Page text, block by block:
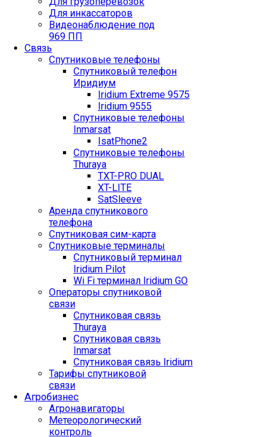
Для инкассаторов
Видеонаблюдение под
969 ПП
Связь
Спутниковые телефоны
Спутниковый телефон
Иридиум
Iridium Extreme 9575
Iridium 9555
Спутниковые телефоны
Inmarsat
IsatPhone2
Спутниковые телефоны
Thuraya
TXT-PRO DUAL
XT-LITE
SatSleeve
Аренда спутникового
телефона
Спутниковая сим-карта
Спутниковые терминалы
Спутниковый терминал
Iridium Pilot
Wi Fi терминал Iridium GO
Операторы спутниковой
связи
Спутниковая связь
Thuraya
Спутниковая связь
Inmarsat
Спутниковая связь Iridium
Тарифы спутниковой
связи
Агробизнес
Агронавигаторы
Метеорологический
контроль